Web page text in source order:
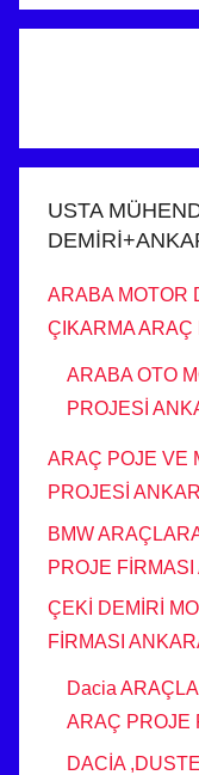
USTA
ARABA MOTOR
ÇIKARMA ARAÇ
ARABA OTO
PROJESİ
ARAÇ POJE VE
PROJESİ
BMW
PROJE
ÇEKİ DEMİRİ
FİRMASI
Dacia
ARAÇ PROJE
DACİA